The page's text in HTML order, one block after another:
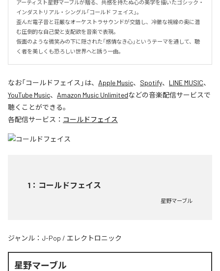
アーティスト星野マーブルが贈る、共感を持たぬ心の美学を描いたゴシック・
インダストリアル・シングル「コールド フェイス」。
歪んだ電子音と荘厳なオーケストラサウンドが交錯し、冷徹な視線の奥に潜
む圧倒的な自己愛と支配欲を音楽で表現。
仮面のような微笑みの下に隠された「感情なき心」というテーマを通して、聴
く者を美しくも恐ろしい世界へと誘う一曲。
なお「コールドフェイス 」は、 Apple Music、 Spotify、 LINE MUSIC、
YouTube Music、 Amazon Music Unlimitedなどの音楽配信サービスで
聴くことができる。
各配信サービス： コールドフェイス
1 ： コールドフェイス
星野マーブル
ジャンル： J-Pop / エレクトロニック
星野マーブル